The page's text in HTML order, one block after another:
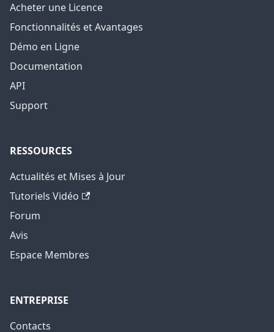
Acheter une Licence
Fonctionnalités et Avantages
Démo en Ligne
Documentation
API
Support
RESSOURCES
Actualités et Mises à Jour
Tutoriels Vidéo
Forum
Avis
Espace Membres
ENTREPRISE
Contacts